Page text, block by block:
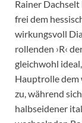
Rainer
frei dem
wirkungsvoll
rollenden ›R‹
gleichwohl
Hauptrolle dem
zu, während
halbseidener